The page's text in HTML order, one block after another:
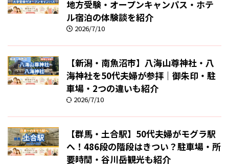
地方受験・オープンキャンパス・ホテ
ル宿泊の体験談を紹介
2026/7/10
【新潟・南魚沼市】八海山尊神社・八
海神社を50代夫婦が参拝｜御朱印・駐
車場・2つの違いも紹介
2026/7/10
【群馬・土合駅】50代夫婦がモグラ駅
へ！486段の階段はきつい？駐車場・所
要時間・谷川岳観光も紹介